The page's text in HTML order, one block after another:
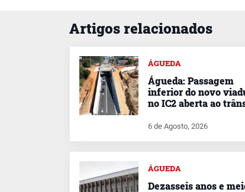
Artigos relacionados
ÁGUEDA
Águeda: Passagem
inferior do novo
no IC2 aberta ao
6 de Agosto, 2026
ÁGUEDA
Dezasseis anos e